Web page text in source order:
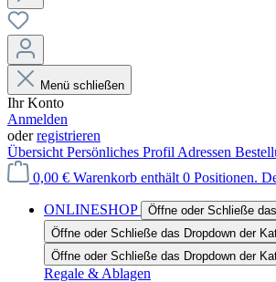
Menü schließen
Ihr Konto
Anmelden
oderregistrieren
Übersicht Persönliches Profil Adressen
0,00 € Warenkorb enthält 0 Positionen.
ONLINESHOP
Öffne oder Schließe
Öffne oder Schließe das Dropdown der
Öffne oder Schließe das Dropdown der
Regale & Ablagen